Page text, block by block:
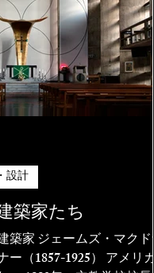
築家たち
家 ジェームズ・マクドナ
（1857-1925） アメリカ
設計